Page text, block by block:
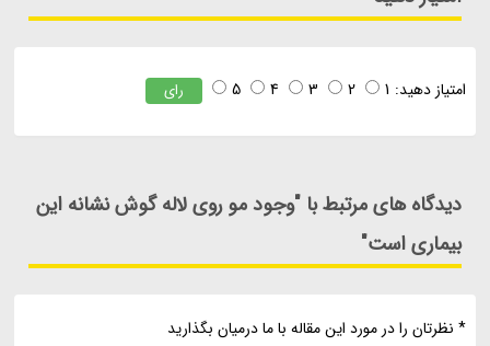
امتیاز دهید: 1
2
3
4
5 رای
دیدگاه های مرتبط با "وجود مو روی لاله گوش نشانه این
بیماری است"
* نظرتان را در مورد این مقاله با ما درمیان بگذارید